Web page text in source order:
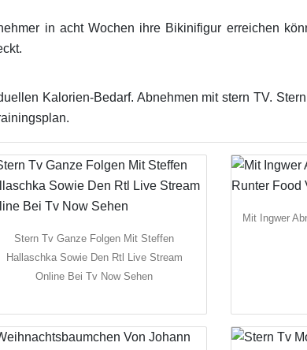
in acht Wochen ihre Bikinifigur erreichen
Kalorien-Bedarf. Abnehmen mit stern TV.
Stern Tv Ganze Folgen Mit Steffen
Hallaschka Sowie Den Rtl Live Stream
Online Bei Tv Now Sehen
Mit Ingwer